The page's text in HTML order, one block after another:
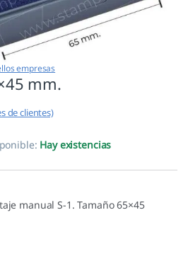
empresas
mm.
de clientes)
Hay existencias
manual S-1. Tamaño 65×45